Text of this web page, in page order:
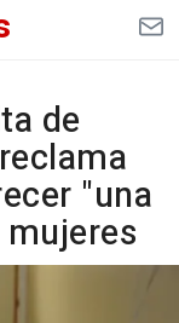
de
"una